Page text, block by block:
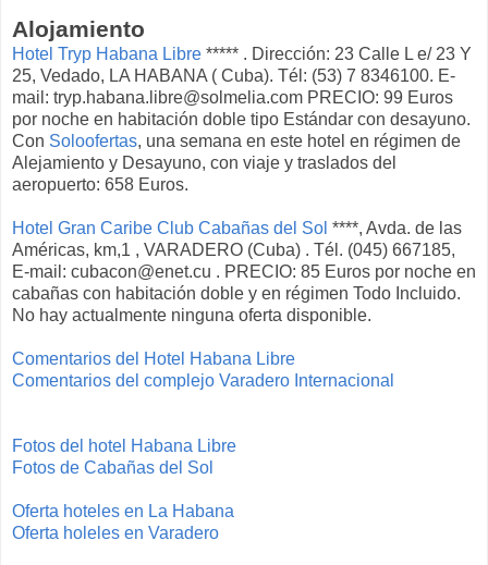
Alojamiento
Hotel Tryp Habana Libre ***** . Dirección: 23 Calle L e/ 23 Y
25, Vedado, LA HABANA ( Cuba). Tél: (53) 7 8346100. E-
mail: tryp.habana.libre@solmelia.com PRECIO: 99 Euros
por noche en habitación doble tipo Estándar con desayuno.
Con Soloofertas, una semana en este hotel en régimen de
Alejamiento y Desayuno, con viaje y traslados del
aeropuerto: 658 Euros.
Hotel Gran Caribe Club Cabañas del Sol ****, Avda. de las
Américas, km,1 , VARADERO (Cuba) . Tél. (045) 667185,
E-mail: cubacon@enet.cu . PRECIO: 85 Euros por noche en
cabañas con habitación doble y en régimen Todo Incluido.
No hay actualmente ninguna oferta disponible.
Comentarios del Hotel Habana Libre
Comentarios del complejo Varadero Internacional
Fotos del hotel Habana Libre
Fotos de Cabañas del Sol
Oferta hoteles en La Habana
Oferta holeles en Varadero